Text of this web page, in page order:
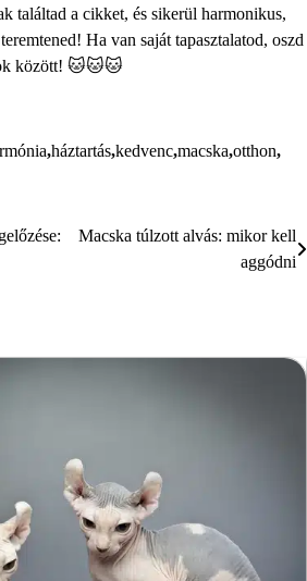
találtad a cikket, és sikerül harmonikus,
Ha van saját tapasztalatod, oszd
között! 🐱🐱🐱
,háztartás,kedvenc,macska,otthon,
Macska túlzott alvás: mikor kell
aggódni